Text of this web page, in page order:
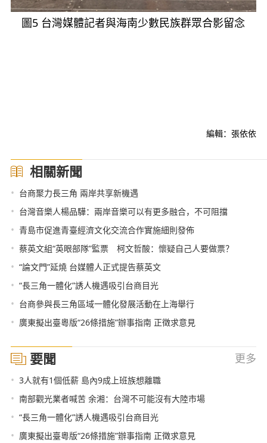
圖5 台灣媒體記者與海南少數民族群眾合影留念
編輯：張依依
相關新聞
• 台商聚力長三角 兩岸共享新機遇
• 台灣音樂人楊品驊：兩岸音樂可以有更多融合，不可阻擋
• 青島市促進青臺經濟文化交流合作實施細則發佈
• 蔡英文組“英眼部隊”監票 柯文哲酸：懷疑自己人要做票？
• “論文門”延燒 台媒體人正式提告蔡英文
• “長三角一體化”誘人機遇吸引台商目光
• 台商參與長三角區域一體化發展活動在上海舉行
• 廣東擬出臺粵版“26條措施”辦事指南 正徵求意見
要聞 更多
• 3人就有1個低薪 島內9成上班族想離職
• 南部觀光業者喊苦 余湘：台灣不可能沒有大陸市場
• “長三角一體化”誘人機遇吸引台商目光
• 廣東擬出臺粵版“26條措施”辦事指南 正徵求意見